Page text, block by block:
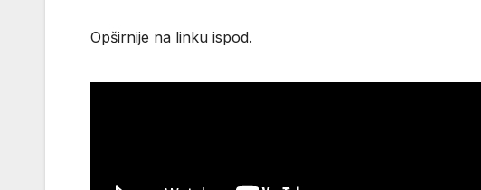
Opširnije na linku ispod.